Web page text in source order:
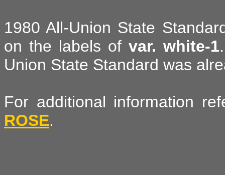
1980 All-Union State
on the labels of var. white-1
Union State Standard was
For additional information
ROSE.